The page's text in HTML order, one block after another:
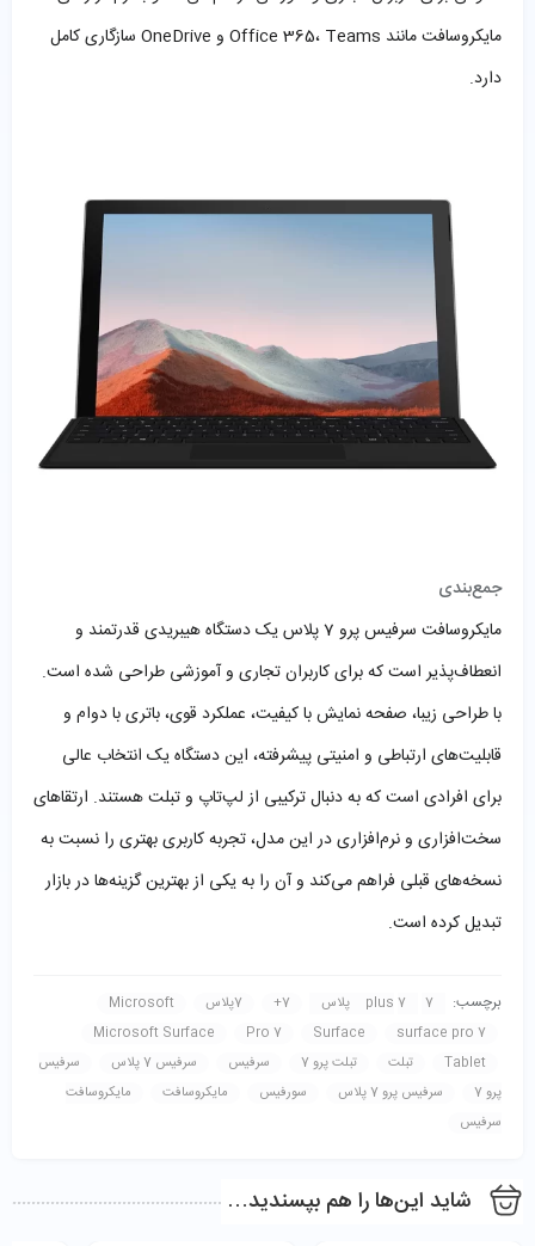
مایکروسافت مانند Office 365، Teams و OneDrive سازگاری کامل
دارد.
جمع‌بندی
مایکروسافت سرفیس پرو 7 پلاس یک دستگاه هیبریدی قدرتمند و
انعطاف‌پذیر است که برای کاربران تجاری و آموزشی طراحی شده است.
با طراحی زیبا، صفحه نمایش با کیفیت، عملکرد قوی، باتری با دوام و
قابلیت‌های ارتباطی و امنیتی پیشرفته، این دستگاه یک انتخاب عالی
برای افرادی است که به دنبال ترکیبی از لپ‌تاپ و تبلت هستند. ارتقاهای
سخت‌افزاری و نرم‌افزاری در این مدل، تجربه کاربری بهتری را نسبت به
نسخه‌های قبلی فراهم می‌کند و آن را به یکی از بهترین گزینه‌ها در بازار
تبدیل کرده است.
برچسب: 7 plus 7 پلاس 7+ 7پلاس
Microsoft
Microsoft Surface
Pro 7 Surface
surface pro 7
Tablet
تبلت تبلت پرو 7 سرفیس سرفیس 7 پلاس
سرفیس
پرو 7
سرفیس پرو 7 پلاس سورفیس مایکروسافت
مایکروسافت
سرفیس
شاید این‌ها را هم بپسندید…